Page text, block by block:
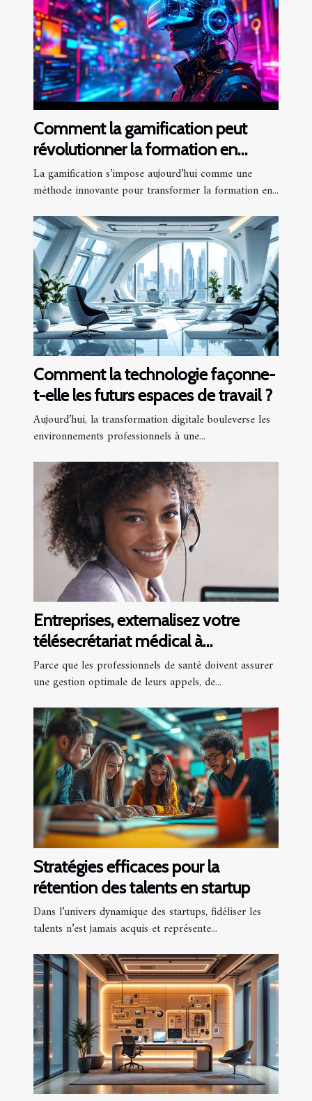
Comment la gamification peut
révolutionner la formation en
entreprise ?
La gamification s’impose aujourd’hui comme une
méthode innovante pour transformer la formation en...
Comment la technologie façonne-
t-elle les futurs espaces de travail ?
Aujourd’hui, la transformation digitale bouleverse les
environnements professionnels à une...
Entreprises, externalisez votre
télésecrétariat médical à
Madagascar !
Parce que les professionnels de santé doivent assurer
une gestion optimale de leurs appels, de...
Stratégies efficaces pour la
rétention des talents en startup
Dans l’univers dynamique des startups, fidéliser les
talents n’est jamais acquis et représente...